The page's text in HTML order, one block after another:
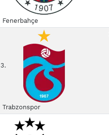
Fenerbahçe
3.
Trabzonspor